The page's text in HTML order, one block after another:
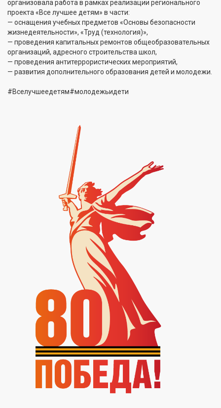
организовала работа в рамках реализации регионального
проекта «Все лучшее детям» в части:
— оснащения учебных предметов «Основы безопасности
жизнедеятельности», «Труд (технология)»,
— проведения капитальных ремонтов общеобразовательных
организаций, адресного строительства школ,
— проведения антитеррористических мероприятий,
— развития дополнительного образования детей и молодежи.
#Вселучшеедетям#молодежьидети